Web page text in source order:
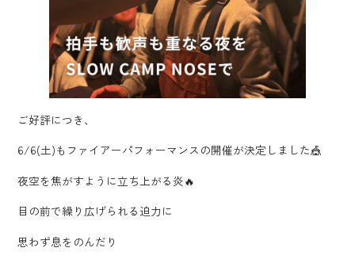
ご好評につき、
6/6(土)もファイアーパフォーマンスの開催が決定しました🎪
夜空を焦がすように立ち上がる炎🔥
目の前で繰り広げられる迫力に
思わず息をのんだり